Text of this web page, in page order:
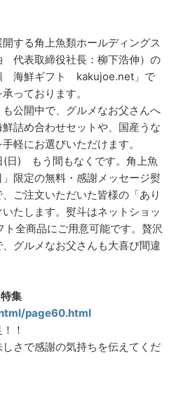
する角上魚類ホールディングス
代表取締役社長：柳下浩伸）の
海鮮ギフト kakujoe.net」で
っております。
も公開中で、グルメなお父さんへ
詰め合わせセットや、国産うな
軽にお選びいただけます。
(日) もう間もなくです。角上魚
限定の無料・感謝メッセージ熨
ご注文いただいた皆様の「あり
たします。熨斗はネットショッ
全商品にご用意可能です。贅沢
グルメなお父さんも大喜び間違
集
page60.html
！
さで感謝の気持ちを伝えてくだ